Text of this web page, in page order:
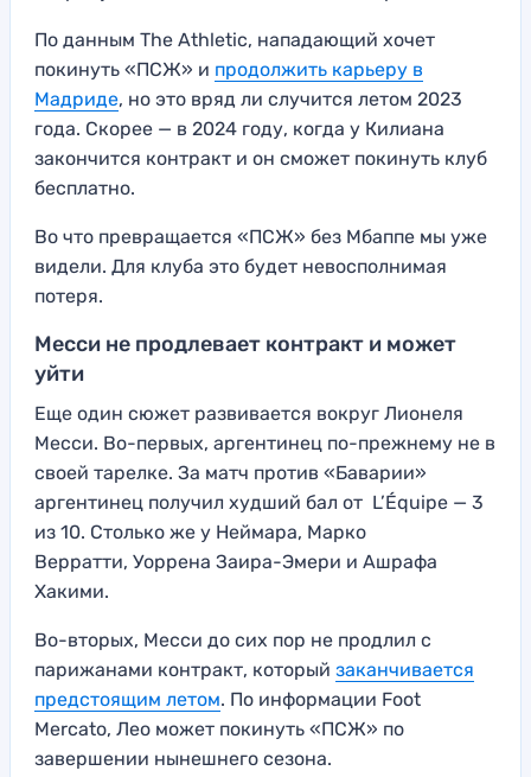
По данным The Athletic, нападающий хочет
покинуть «ПСЖ» и продолжить карьеру в
Мадриде, но это вряд ли случится летом 2023
года. Скорее — в 2024 году, когда у Килиана
закончится контракт и он сможет покинуть клуб
бесплатно.
Во что превращается «ПСЖ» без Мбаппе мы уже
видели. Для клуба это будет невосполнимая
потеря.
Месси не продлевает контракт и может
уйти
Еще один сюжет развивается вокруг Лионеля
Месси. Во-первых, аргентинец по-прежнему не в
своей тарелке. За матч против «Баварии»
аргентинец получил худший бал от L’Équipe — 3
из 10. Столько же у Неймара, Марко
Верратти, Уоррена Заира-Эмери и Ашрафа
Хакими.
Во-вторых, Месси до сих пор не продлил с
парижанами контракт, который заканчивается
предстоящим летом. По информации Foot
Mercato, Лео может покинуть «ПСЖ» по
завершении нынешнего сезона.